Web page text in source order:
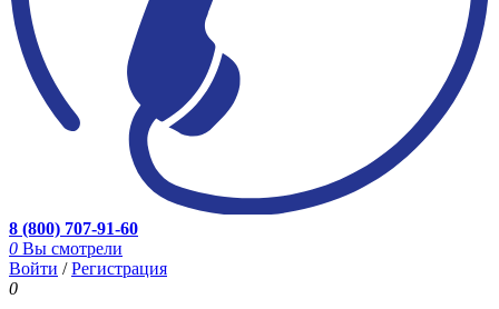
8 (800) 707-91-60
0 Вы смотрели
Войти /Регистрация
0